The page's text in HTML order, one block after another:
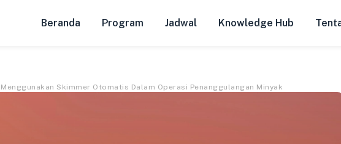
Beranda Program Jadwal Knowledge Hub
Skimmer Otomatis Dalam Operasi Penanggulangan Minyak